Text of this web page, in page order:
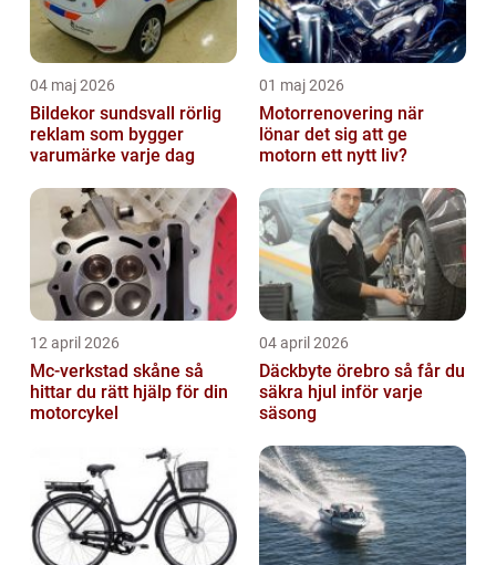
04 maj 2026
Bildekor sundsvall rörlig
reklam som bygger
varumärke varje dag
01 maj 2026
Motorrenovering när
lönar det sig att ge
motorn ett nytt liv?
12 april 2026
Mc-verkstad skåne så
hittar du rätt hjälp för din
motorcykel
04 april 2026
Däckbyte örebro så får du
säkra hjul inför varje
säsong